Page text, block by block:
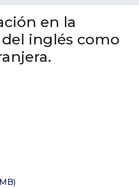
en la
inglés como